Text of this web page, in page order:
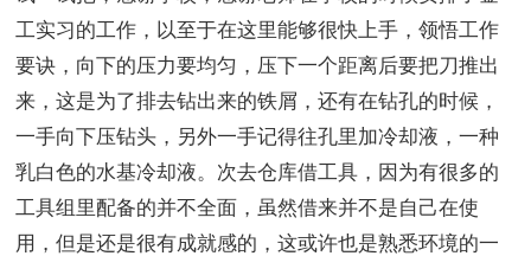
工实习的工作，以至于在这里能够很快上手，领悟工作
要诀，向下的压力要均匀，压下一个距离后要把刀推出
来，这是为了排去钻出来的铁屑，还有在钻孔的时候，
一手向下压钻头，另外一手记得往孔里加冷却液，一种
乳白色的水基冷却液。次去仓库借工具，因为有很多的
工具组里配备的并不全面，虽然借来并不是自己在使
用，但是还是很有成就感的，这或许也是熟悉环境的一